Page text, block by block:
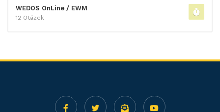
WEDOS OnLine / EWM
12 Otázek